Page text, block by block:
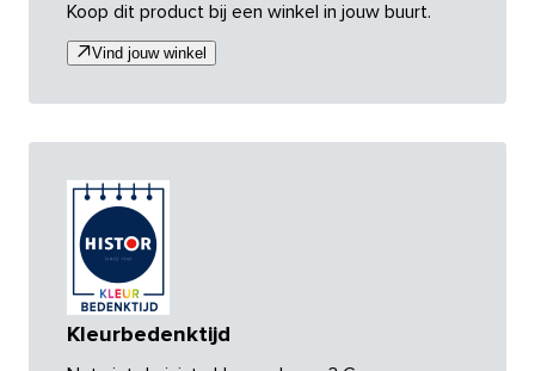
Koop dit product bij een winkel in jouw buurt.
Vind jouw winkel
Kleurbedenktijd